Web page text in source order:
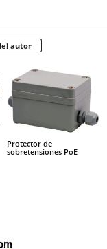
autor
Protector de
sobretensiones PoE